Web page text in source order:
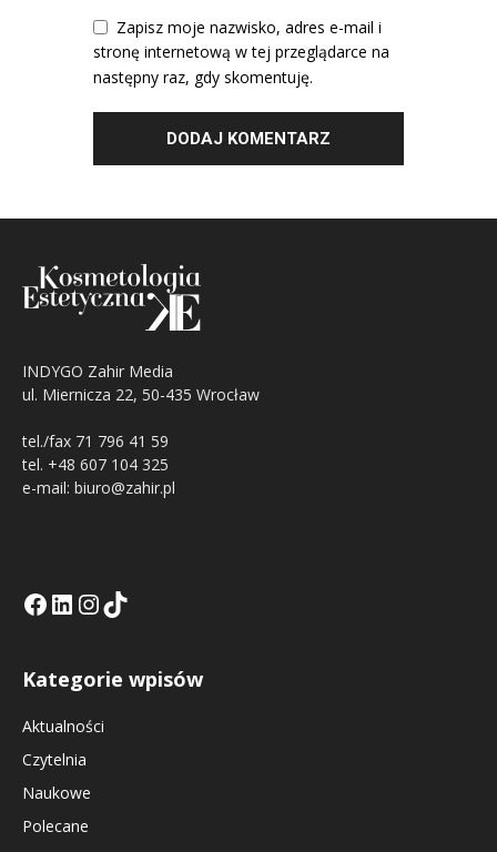
Zapisz moje nazwisko, adres e-mail i
stronę internetową w tej przeglądarce na
następny raz, gdy skomentuję.
INDYGO Zahir Media
ul. Miernicza 22, 50-435 Wrocław
tel./fax 71 796 41 59
tel. +48 607 104 325
e-mail: biuro@zahir.pl
Facebook
LinkedIn
Tik Tok KEInstagramm KE
Kategorie wpisów
Aktualności
Czytelnia
Naukowe
Polecane